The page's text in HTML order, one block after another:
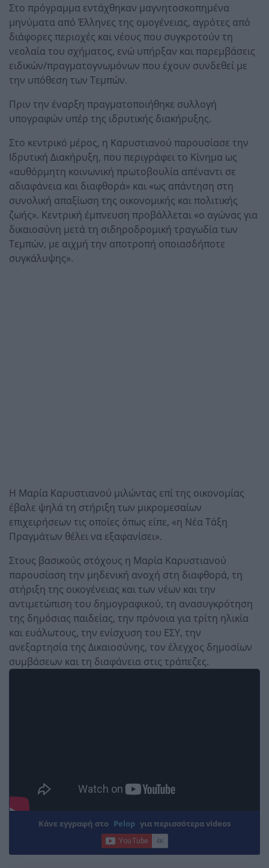
Στο πρόγραμμα εντάχθηκαν μαγνητοσκοπημένα
μηνύματα από Έλληνες της ομογένειας, αγρότες από
διάφορες περιοχές και νέους που συγκροτούν τη
νεολαία του σχήματος, ενώ υπήρξαν και παρεμβάσεις
ειδικών/πραγματογνωμόνων που έχουν συνδεθεί με
την υπόθεση των Τεμπών.
Πριν την έναρξη πραγματοποιήθηκε συλλογή
υπογραφών υπέρ της ιδρυτικής διακήρυξης.
Στο κεντρικό μέρος, η Καρυστιανού παρουσίασε την
Ιδρυτική Διακήρυξη, που περιγράφει το Κίνημα ως
«αυθόρμητη κοινωνική πρωτοβουλία απέναντι σε
αδιαφάνεια και διαφθορά» και «ως απάντηση στη
συνολική απαξίωση της οικονομικής και πολιτικής
ζωής». Κεντρική έμπνευση προβάλλεται «ο αγώνας για
δικαιοσύνη μετά τη σιδηροδρομική τραγωδία των
Τεμπών, με αιχμή την αποτροπή οποιασδήποτε
συγκάλυψης».
Η Μαρία Καρυστιανού μιλώντας επί της οικονομίας
έβαλε ψηλά τη στήριξη των μικρομεσαίων
επιχειρήσεων τις οποίες όπως είπε, «η Νέα Τάξη
Πραγμάτων θέλει να εξαφανίσει».
Στους βασικούς στόχους η Μαρία Καρυστιανού
παρουσίαση την μηδενική ανοχή στη διαφθορά, τη
στήριξη της οικογένειας και των νέων και την
αντιμετώπιση του δημογραφικού, τη ανασυγκρότηση
της δημόσιας παιδείας, την πρόνοια για τρίτη ηλικία
και ευάλωτους, την ενίσχυση του ΕΣΥ, την
ανεξαρτησία της Δικαιοσύνης, τον έλεγχος δημοσίων
συμβάσεων και τη διαφάνεια στις τράπεζες.
Κάνε εγγραφή στο Pelop για περισσότερα videos